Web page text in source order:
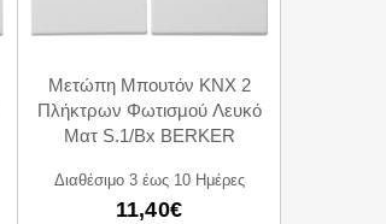
Μετώπη Μπουτόν KNX 2
Πλήκτρων Φωτισμού Λευκό
Ματ S.1/Bx BERKER
Διαθέσιμο 3 έως 10 Ημέρες
11,40€